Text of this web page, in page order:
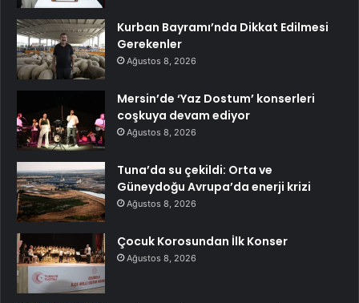
Kurban Bayramı’nda Dikkat Edilmesi
Gerekenler
Ağustos 8, 2026
Mersin’de ‘Yaz Dostum’ konserleri
coşkuya devam ediyor
Ağustos 8, 2026
Tuna’da su çekildi: Orta ve
Güneydoğu Avrupa’da enerji krizi
Ağustos 8, 2026
Çocuk Korosundan İlk Konser
Ağustos 8, 2026